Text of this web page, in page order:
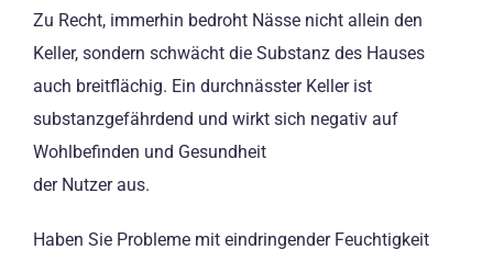
Zu Recht, immerhin bedroht Nässe nicht allein den
Keller, sondern schwächt die Substanz des Hauses
auch breitflächig. Ein durchnässter Keller ist
substanzgefährdend und wirkt sich negativ auf
Wohlbefinden und Gesundheit
der Nutzer aus.
Haben Sie Probleme mit eindringender Feuchtigkeit